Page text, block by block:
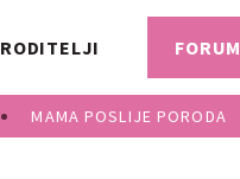
MAMA POSLIJE PORODA
RODITELJI FORUM